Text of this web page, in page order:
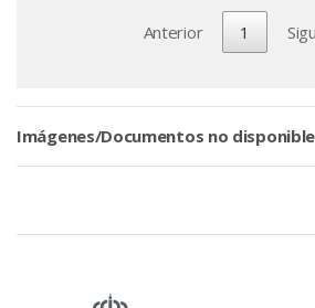
Anterior 1
Imágenes/Documentos no